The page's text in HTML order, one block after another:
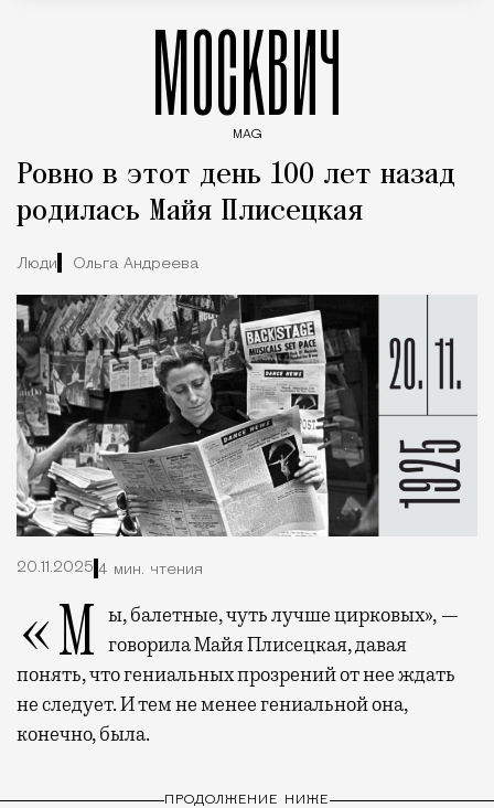
МОСКВИЧ
MAG
Ровно в этот день 100 лет назад
родилась Майя Плисецкая
Люди Ольга Андреева
20.11.2025 4 мин. чтения
«Мы, балетные, чуть лучше цирковых», — говорила Майя Плисецкая, давая
понять, что гениальных прозрений от нее ждать
не следует. И тем не менее гениальной она,
конечно, была.
ПРОДОЛЖЕНИЕ НИЖЕ